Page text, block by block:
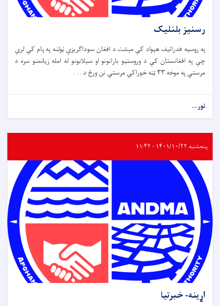
رسنیز بلنلیک
په روسیه فدراتیف هېواد کې مېشت د افغان سوداګریزې ټولنه په پام کې لري
چې په افغانستان کې د وروستیو بارانونو او سېلابونو له امله زیانمنو سره د
مرستې په موخه ۳۳ ټنه خوراکي مرستې نن ورځ د . . .
نور...
پنجشنبه ۱۴۰۱/۱۰/۲۲ - ۱۱:۴۲
اړینه- خبرتیا